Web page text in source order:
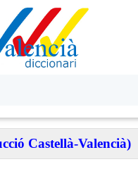
Castellà-Valencià)